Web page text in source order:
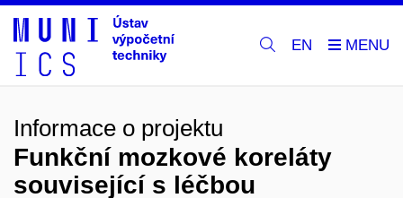
EN
Informace o projektu
Funkční mozkové koreláty
související s léčbou